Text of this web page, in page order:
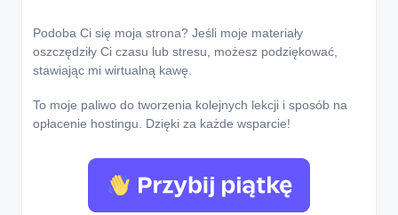
Podoba Ci się moja strona? Jeśli moje materiały
oszczędziły Ci czasu lub stresu, możesz podziękować,
stawiając mi wirtualną kawę.
To moje paliwo do tworzenia kolejnych lekcji i sposób na
opłacenie hostingu. Dzięki za każde wsparcie!